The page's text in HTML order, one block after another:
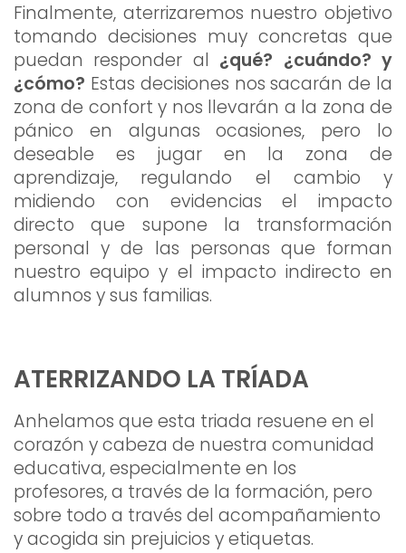
Finalmente, aterrizaremos nuestro objetivo
tomando decisiones muy concretas que
puedan responder al ¿qué? ¿cuándo? y
¿cómo? Estas decisiones nos sacarán de la
zona de confort y nos llevarán a la zona de
pánico en algunas ocasiones, pero lo
deseable es jugar en la zona de
aprendizaje, regulando el cambio y
midiendo con evidencias el impacto
directo que supone la transformación
personal y de las personas que forman
nuestro equipo y el impacto indirecto en
alumnos y sus familias.
ATERRIZANDO LA TRÍADA
Anhelamos que esta triada resuene en el
corazón y cabeza de nuestra comunidad
educativa, especialmente en los
profesores, a través de la formación, pero
sobre todo a través del acompañamiento
y acogida sin prejuicios y etiquetas.